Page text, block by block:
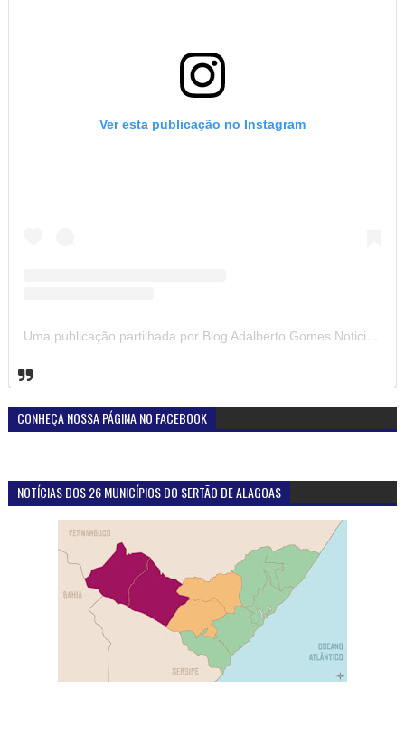
Ver esta publicação no Instagram
Uma publicação partilhada por Blog Adalberto Gomes Noticias (@blogadalbertogomesnoticiass)
CONHEÇA NOSSA PÁGINA NO FACEBOOK
NOTÍCIAS DOS 26 MUNICÍPIOS DO SERTÃO DE ALAGOAS